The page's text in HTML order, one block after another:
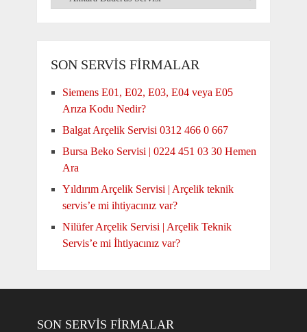
SON SERVİS FİRMALAR
Siemens E01, E02, E03, E04 veya E05
Arıza Kodu Nedir?
Balgat Arçelik Servisi 0312 466 0 667
Bursa Beko Servisi | 0224 451 03 30 Hemen
Ara
Yıldırım Arçelik Servisi | Arçelik teknik
servis’e mi ihtiyacınız var?
Nilüfer Arçelik Servisi | Arçelik Teknik
Servis’e mi İhtiyacınız var?
SON SERVIS FIRMALAR